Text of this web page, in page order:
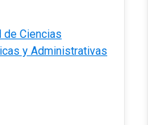
de Ciencias
y Administrativas